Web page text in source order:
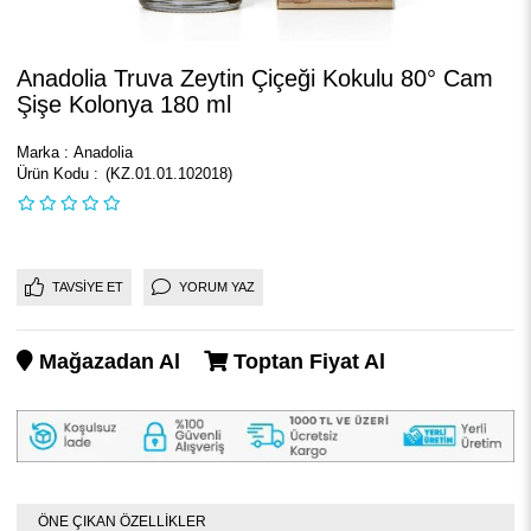
Anadolia Truva Zeytin Çiçeği Kokulu 80° Cam
Şişe Kolonya 180 ml
Marka : Anadolia
(KZ.01.01.102018)
TAVSIYE ET YORUM YAZ
Mağazadan Al Toptan Fiyat Al
ÖNE ÇIKAN ÖZELLİKLER